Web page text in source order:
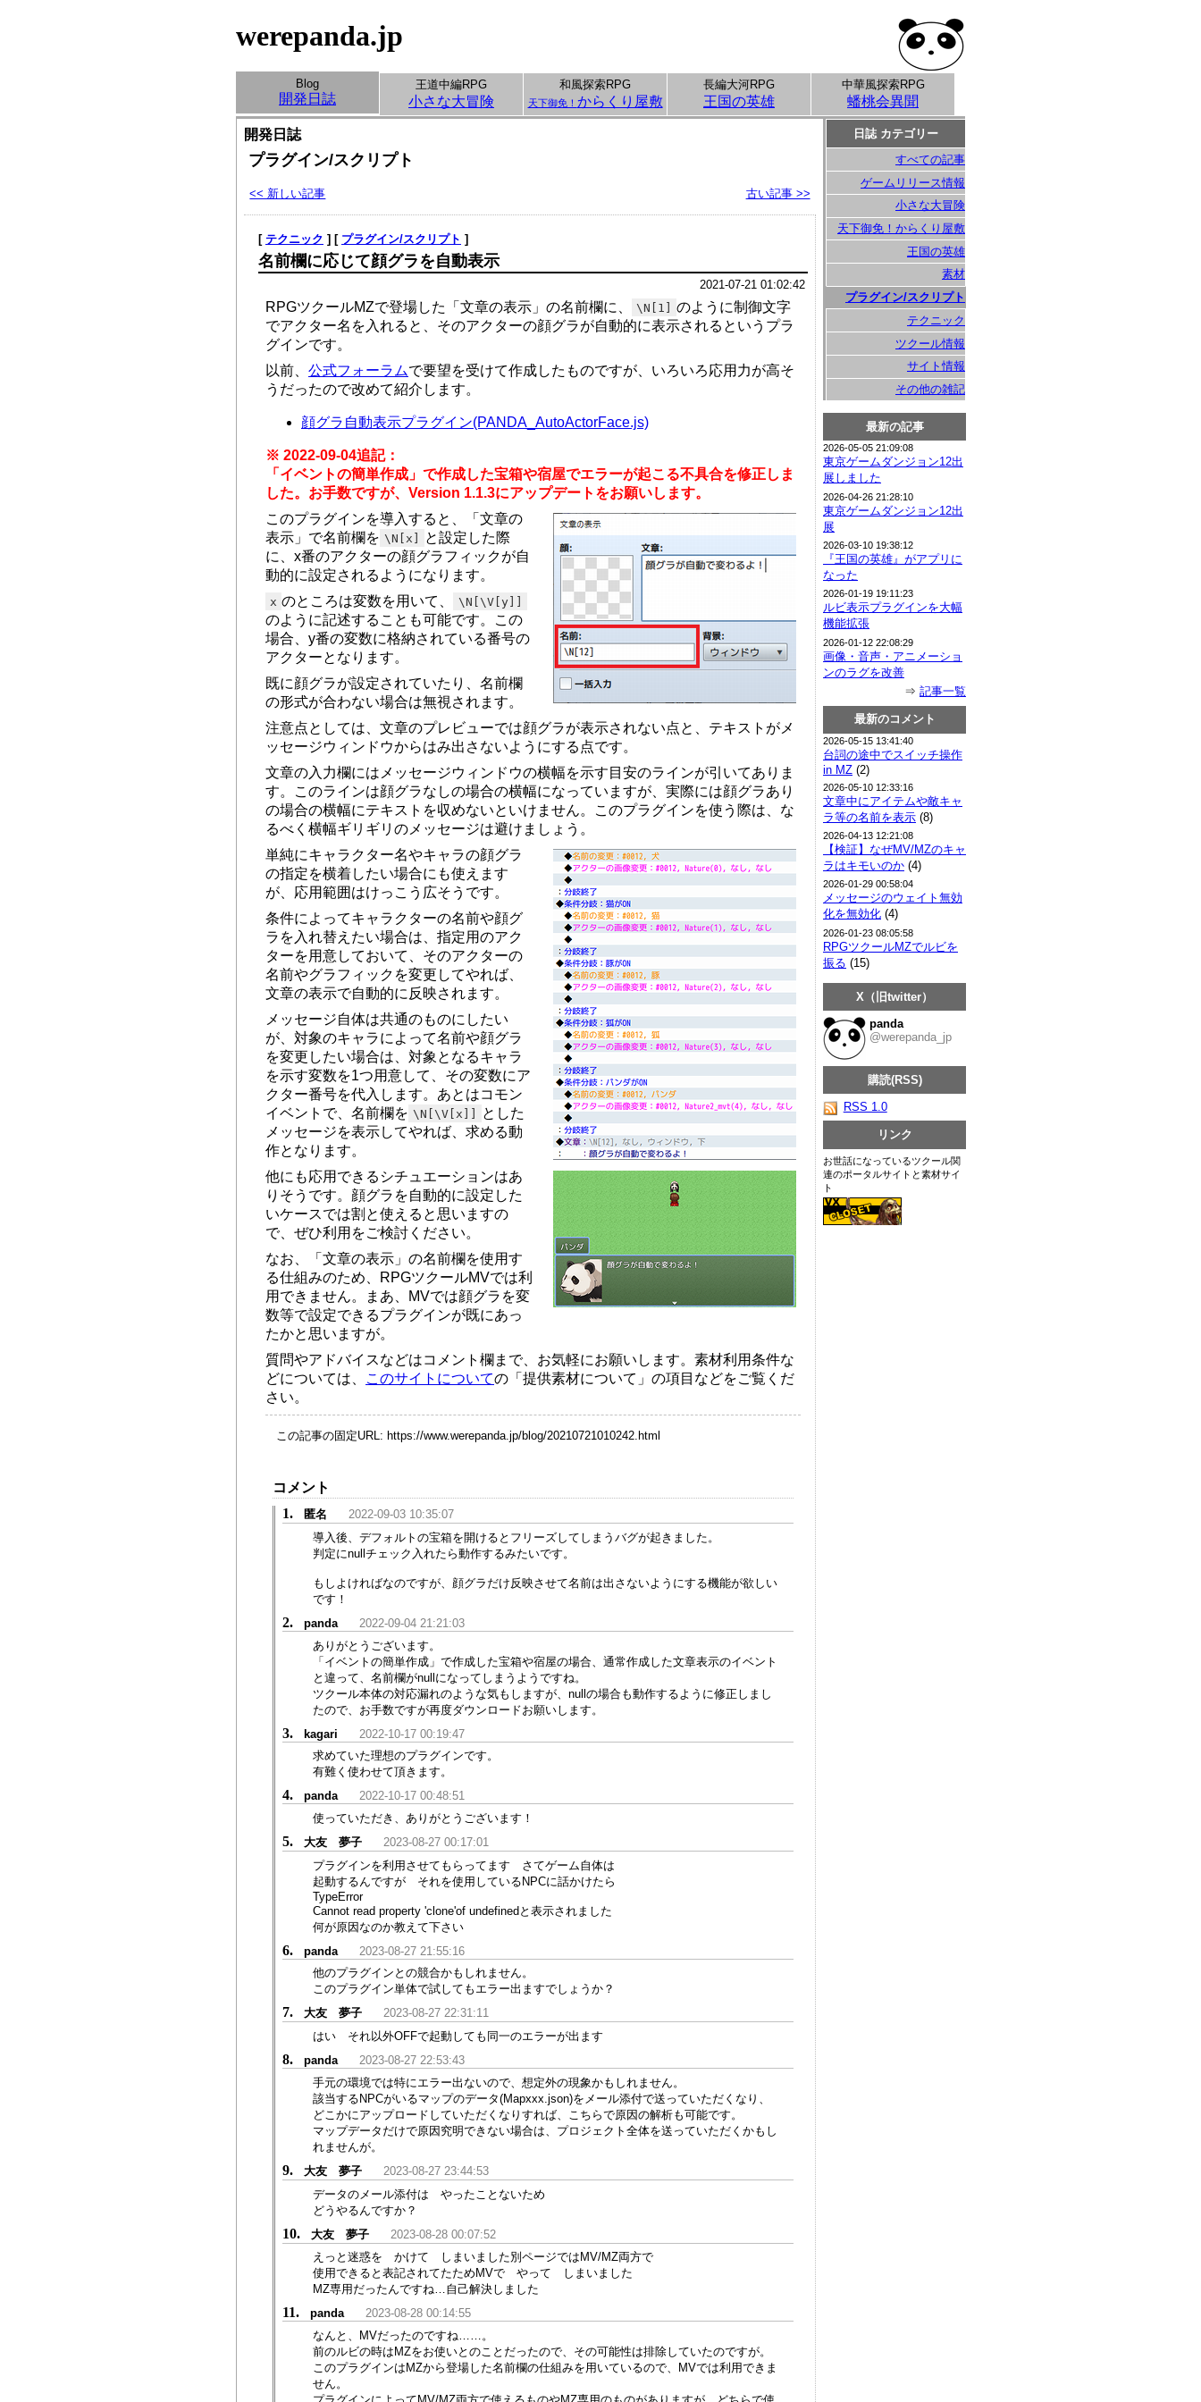
werepanda.jp
Blog
開発日誌
王道中編RPG
小さな大冒険
和風探索RPG
天下御免！ からくり屋敷
長編大河RPG
王国の英雄
中華風探索RPG
蟠桃会異聞
開発日誌
プラグイン/スクリプト
<< 新しい記事 古い記事 >>
[ テクニック ] [ プラグイン/スクリプト ]
名前欄に応じて顔グラを自動表示
2021-07-21 01:02:42
RPGツクールMZで登場した「文章の表示」の名前欄に、 \N[1]
のように制御文字
でアクター名を入れると、そのアクターの顔グラが自動的に表示されるというプラ
グインです。
以前、 公式フォーラムで要望を受けて作成したものですが、いろいろ応用力が高そ
うだったので改めて紹介します。
顔グラ自動表示プラグイン(PANDA_AutoActorFace.js)
※ 2022-09-04追記：
「イベントの簡単作成」で作成した宝箱や宿屋でエラーが起こる不具合を修正しま
した。お手数ですが、Version 1.1.3にアップデートをお願いします。
このプラグインを導入すると、「文章の
表示」で名前欄を \N[x]
と設定した際
に、x番のアクターの顔グラフィックが自
動的に設定されるようになります。
x のところは変数を用いて、 \N[\V[y]]
のように記述することも可能です。この
場合、y番の変数に格納されている番号の
アクターとなります。
既に顔グラが設定されていたり、名前欄
の形式が合わない場合は無視されます。
注意点としては、文章のプレビューでは顔グラが表示されない点と、テキストがメ
ッセージウィンドウからはみ出さないようにする点です。
文章の入力欄にはメッセージウィンドウの横幅を示す目安のラインが引いてありま
す。このラインは顔グラなしの場合の横幅になっていますが、実際には顔グラあり
の場合の横幅にテキストを収めないといけません。このプラグインを使う際は、な
るべく横幅ギリギリのメッセージは避けましょう。
単純にキャラクター名やキャラの顔グラ
の指定を横着したい場合にも使えます
が、応用範囲はけっこう広そうです。
条件によってキャラクターの名前や顔グ
ラを入れ替えたい場合は、指定用のアク
ターを用意しておいて、そのアクターの
名前やグラフィックを変更してやれば、
文章の表示で自動的に反映されます。
メッセージ自体は共通のものにしたい
が、対象のキャラによって名前や顔グラ
を変更したい場合は、対象となるキャラ
を示す変数を1つ用意して、その変数にア
クター番号を代入します。あとはコモン
イベントで、名前欄を \N[\V[x]]
とした
メッセージを表示してやれば、求める動
作となります。
他にも応用できるシチュエーションはあ
りそうです。顔グラを自動的に設定した
いケースでは割と使えると思いますの
で、ぜひ利用をご検討ください。
なお、「文章の表示」の名前欄を使用す
る仕組みのため、RPGツクールMVでは利
用できません。まあ、MVでは顔グラを変
数等で設定できるプラグインが既にあっ
たかと思いますが。
質問やアドバイスなどはコメント欄まで、お気軽にお願いします。素材利用条件な
どについては、
このサイトについての「提供素材について」の項目などをご覧くだ
さい。
この記事の固定URL: https://www.werepanda.jp/blog/20210721010242.html
コメント
1.
匿名
2022-09-03 10:35:07
導入後、デフォルトの宝箱を開けるとフリーズしてしまうバグが起きました。
判定にnullチェック入れたら動作するみたいです。
もしよければなのですが、顔グラだけ反映させて名前は出さないようにする機能が欲しい
です！
2. panda
2022-09-04 21:21:03
ありがとうございます。
「イベントの簡単作成」で作成した宝箱や宿屋の場合、通常作成した文章表示のイベント
と違って、名前欄がnullになってしまうようですね。
ツクール本体の対応漏れのような気もしますが、nullの場合も動作するように修正しまし
たので、お手数ですが再度ダウンロードお願いします。
3. kagari
2022-10-17 00:19:47
求めていた理想のプラグインです。
有難く使わせて頂きます。
4. panda
2022-10-17 00:48:51
使っていただき、ありがとうございます！
5. 大友 夢子
2023-08-27 00:17:01
プラグインを利用させてもらってます さてゲーム自体は
起動するんですが それを使用しているNPCに話かけたら
TypeError
Cannot read property 'clone'of undefinedと表示されました
何が原因なのか教えて下さい
6. panda
2023-08-27 21:55:16
他のプラグインとの競合かもしれません。
このプラグイン単体で試してもエラー出ますでしょうか？
7. 大友 夢子
2023-08-27 22:31:11
はい それ以外OFFで起動しても同一のエラーが出ます
8. panda
2023-08-27 22:53:43
手元の環境では特にエラー出ないので、想定外の現象かもしれません。
該当するNPCがいるマップのデータ(Mapxxx.json)をメール添付で送っていただくなり、
どこかにアップロードしていただくなりすれば、こちらで原因の解析も可能です。
マップデータだけで原因究明できない場合は、プロジェクト全体を送っていただくかもし
れませんが。
9. 大友 夢子
2023-08-27 23:44:53
データのメール添付は やったことないため
どうやるんですか？
10. 大友 夢子
2023-08-28 00:07:52
えっと迷惑を かけて しまいました別ページではMV/MZ両方で
使用できると表記されてたためMVで やって しまいました
MZ専用だったんですね…自己解決しました
11. panda
2023-08-28 00:14:55
なんと、MVだったのですね……。
前のルビの時はMZをお使いとのことだったので、その可能性は排除していたのですが。
このプラグインはMZから登場した名前欄の仕組みを用いているので、MVでは利用できま
せん。
日誌 カテゴリー
すべての記事
ゲームリリース情報
小さな大冒険
天下御免！からくり屋敷
王国の英雄
素材
プラグイン/スクリプト
テクニック
ツクール情報
サイト情報
その他の雑記
最新の記事
2026-05-05 21:09:08
東京ゲームダンジョン12出
展しました
2026-04-26 21:28:10
東京ゲームダンジョン12出
展
2026-03-10 19:38:12
『王国の英雄』がアプリに
なった
2026-01-19 19:11:23
ルビ表示プラグインを大幅
機能拡張
2026-01-12 22:08:29
画像・音声・アニメーショ
ンのラグを改善
⇒ 記事一覧
最新のコメント
2026-05-15 13:41:40
台詞の途中でスイッチ操作
in MZ (2)
2026-05-10 12:33:16
文章中にアイテムや敵キャ
ラ等の名前を表示 (8)
2026-04-13 12:21:08
【検証】なぜMV/MZのキャ
ラはキモいのか (4)
2026-01-29 00:58:04
メッセージのウェイト無効
化を無効化 (4)
2026-01-23 08:05:58
RPGツクールMZでルビを
振る (15)
X（旧twitter）
panda
@werepanda_jp
購読(RSS)
RSS 1.0
リンク
お世話になっているツクール関
連のポータルサイトと素材サイ
ト